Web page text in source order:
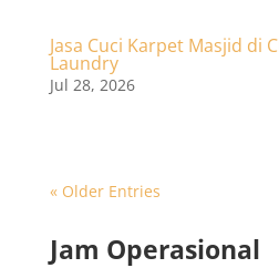
Jasa Cuci Karpet Masjid di
Laundry
Jul 28, 2026
« Older Entries
Jam Operasional